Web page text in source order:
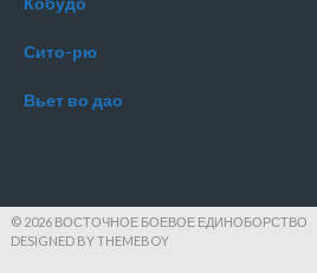
Сито-рю
Вьет во дао
© 2026 ВОСТОЧНОЕ БОЕВОЕ ЕДИНОБОРСТВО
DESIGNED BY THEMEBOY